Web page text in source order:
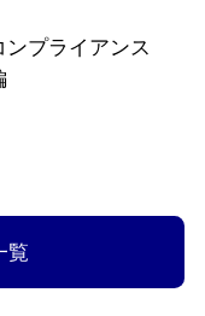
ンプライアンス
覧